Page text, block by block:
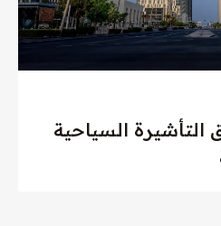
التأشيرة السياحية